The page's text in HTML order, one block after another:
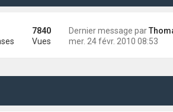
Dernier message parThomas
mer. 24 févr. 2010 08:53
7840
Vues